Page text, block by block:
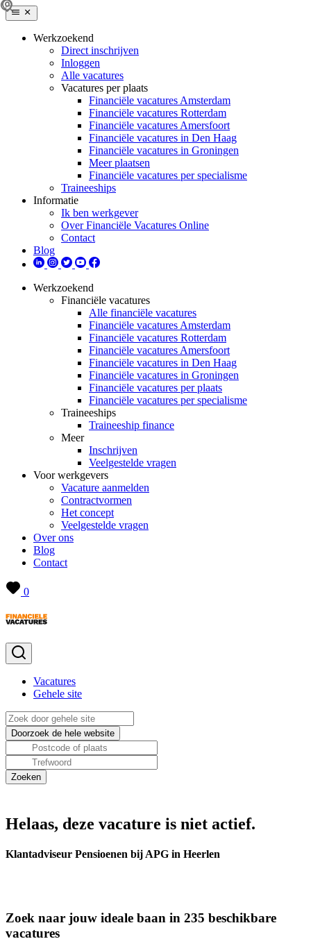
Werkzoekend
Direct inschrijven
Inloggen
Alle vacatures
Vacatures per plaats
Financiële vacatures Amsterdam
Financiële vacatures Rotterdam
Financiële vacatures Amersfoort
Financiële vacatures in Den Haag
Financiële vacatures in Groningen
Meer plaatsen
Financiële vacatures per specialisme
Traineeships
Informatie
Ik ben werkgever
Over Financiële Vacatures Online
Contact
Blog
Werkzoekend
Financiële vacatures
Alle financiële vacatures
Financiële vacatures Amsterdam
Financiële vacatures Rotterdam
Financiële vacatures Amersfoort
Financiële vacatures in Den Haag
Financiële vacatures in Groningen
Financiële vacatures per plaats
Financiële vacatures per specialisme
Traineeships
Traineeship finance
Meer
Inschrijven
Veelgestelde vragen
Voor werkgevers
Vacature aanmelden
Contractvormen
Het concept
Veelgestelde vragen
Over ons
Blog
Contact
0
Vacatures
Gehele site
Helaas, deze vacature is niet actief.
Klantadviseur Pensioenen bij APG in Heerlen
Zoek naar jouw ideale baan in 235 beschikbare
vacatures